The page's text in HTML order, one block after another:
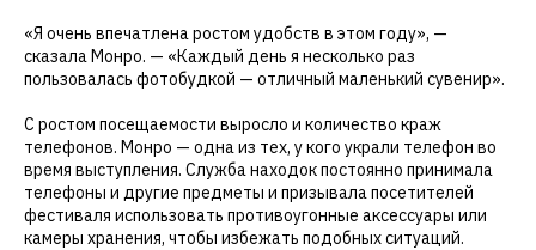
«Я очень впечатлена ростом удобств в этом году», —
сказала Монро. — «Каждый день я несколько раз
пользовалась фотобудкой — отличный маленький сувенир».
С ростом посещаемости выросло и количество краж
телефонов. Монро — одна из тех, у кого украли телефон во
время выступления. Служба находок постоянно принимала
телефоны и другие предметы и призывала посетителей
фестиваля использовать противоугонные аксессуары или
камеры хранения, чтобы избежать подобных ситуаций.